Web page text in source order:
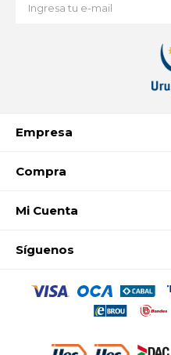
Empresa
Compra
Mi Cuenta
Síguenos